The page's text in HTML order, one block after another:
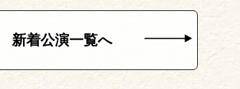
新着公演一覧へ